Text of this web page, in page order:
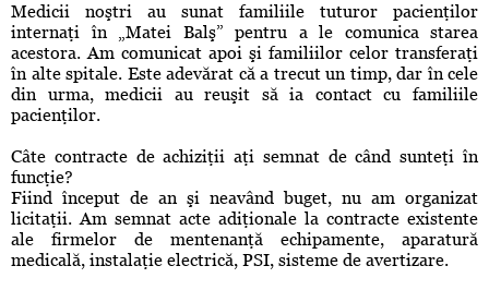
Medicii noştri au sunat familiile tuturor pacienţilor
internaţi în „Matei Balş” pentru a le comunica starea
acestora. Am comunicat apoi şi familiilor celor transferaţi
în alte spitale. Este adevărat că a trecut un timp, dar în cele
din urma, medicii au reuşit să ia contact cu familiile
pacienţilor.
Câte contracte de achiziţii aţi semnat de când sunteţi în
funcţie?
Fiind început de an şi neavând buget, nu am organizat
licitaţii. Am semnat acte adiţionale la contracte existente
ale firmelor de mentenanţă echipamente, aparatură
medicală, instalaţie electrică, PSI, sisteme de avertizare.